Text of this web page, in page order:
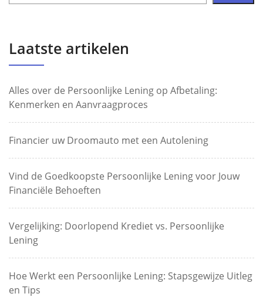
Laatste artikelen
Alles over de Persoonlijke Lening op Afbetaling:
Kenmerken en Aanvraagproces
Financier uw Droomauto met een Autolening
Vind de Goedkoopste Persoonlijke Lening voor Jouw
Financiële Behoeften
Vergelijking: Doorlopend Krediet vs. Persoonlijke
Lening
Hoe Werkt een Persoonlijke Lening: Stapsgewijze Uitleg
en Tips